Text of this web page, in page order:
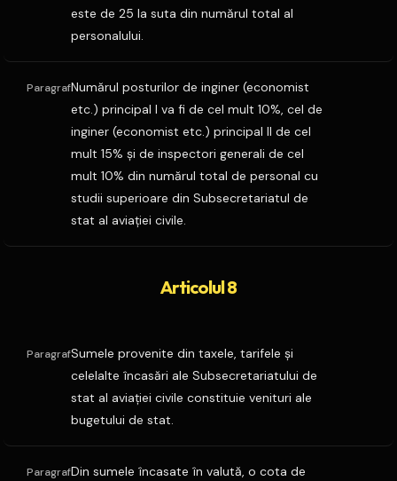
este de 25 la suta din numărul total al
personalului.
ParagrafNumărul posturilor de inginer (economist
etc.) principal I va fi de cel mult 10%, cel de
inginer (economist etc.) principal II de cel
mult 15% şi de inspectori generali de cel
mult 10% din numărul total de personal cu
studii superioare din Subsecretariatul de
stat al aviaţiei civile.
Articolul 8
ParagrafSumele provenite din taxele, tarifele şi
celelalte încasări ale Subsecretariatului de
stat al aviaţiei civile constituie venituri ale
bugetului de stat.
ParagrafDin sumele încasate în valută, o cota de